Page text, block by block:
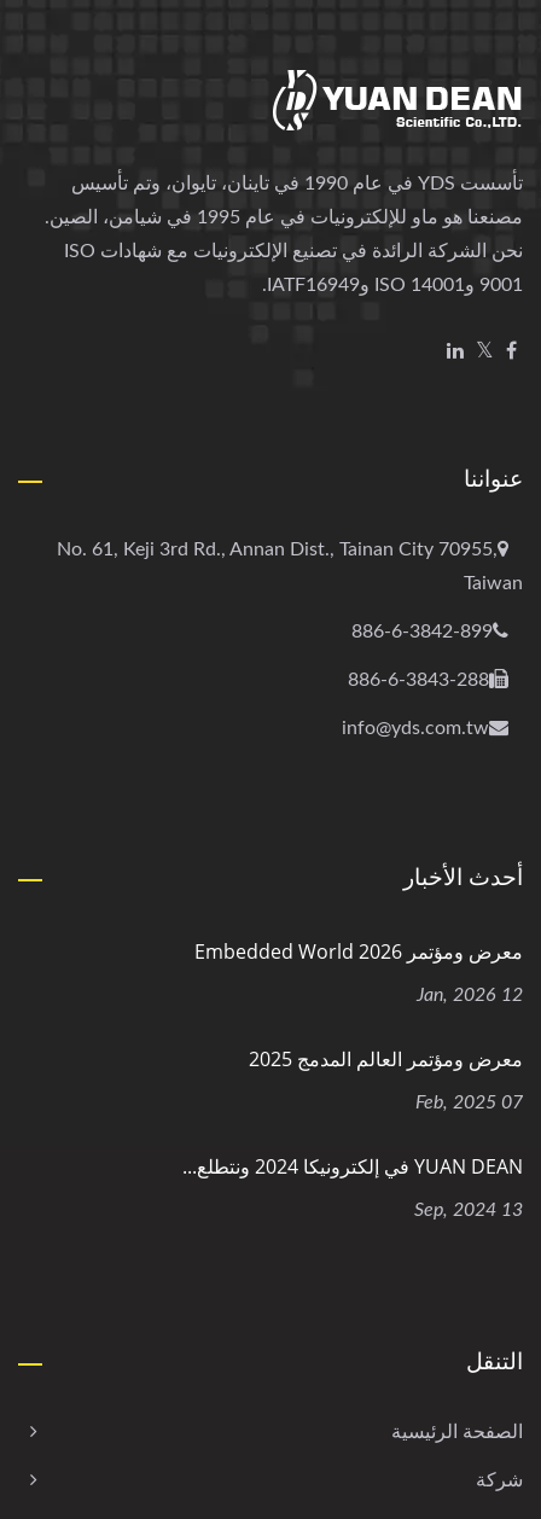
تأسست YDS في عام 1990 في تاينان، تايوان، وتم تأسيس
مصنعنا هو ماو للإلكترونيات في عام 1995 في شيامن، الصين.
نحن الشركة الرائدة في تصنيع الإلكترونيات مع شهادات ISO
9001 وISO 14001 وIATF16949.
عنواننا
No. 61, Keji 3rd Rd., Annan Dist., Tainan City 70955,
Taiwan
886-6-3842-899
886-6-3843-288
info@yds.com.tw
أحدث الأخبار
معرض ومؤتمر Embedded World 2026
12 Jan, 2026
معرض ومؤتمر العالم المدمج 2025
07 Feb, 2025
YUAN DEAN في إلكترونيكا 2024 ونتطلع...
13 Sep, 2024
التنقل
الصفحة الرئيسية
شركة